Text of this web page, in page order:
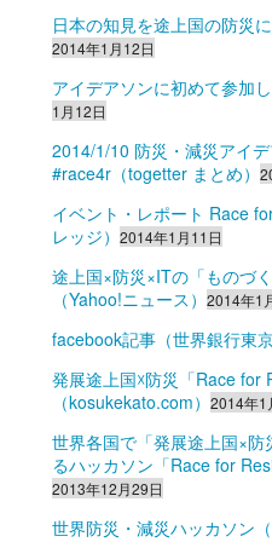
日本の知見を途上国の防災
2014年1月12日
アイデアソンに初めて参加
1月12日
2014/1/10 防災・減災アイ
#race4r（togetter まとめ）
イベント・レポート Race
レッジ） 2014年1月11日
途上国×防災×ITの「ものづ
（Yahoo!ニュース） 2014年1
facebook記事（世界銀行東京
発展途上国☓防災「Race for
（kosukekato.com） 2014年1
世界各国で「発展途上国×
るハッカソン「Race for
2013年12月29日
世界防災・減災ハッカソン